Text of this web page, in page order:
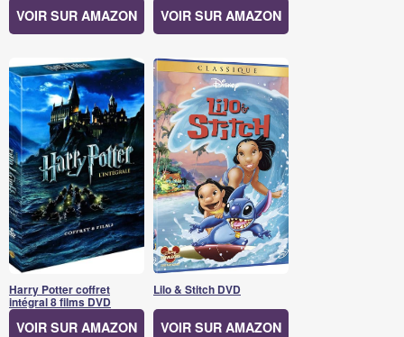
VOIR SUR AMAZON VOIR SUR AMAZON
Harry Potter coffret
intégral 8 films DVD
VOIR SUR AMAZON
Lilo & Stitch DVD
VOIR SUR AMAZON